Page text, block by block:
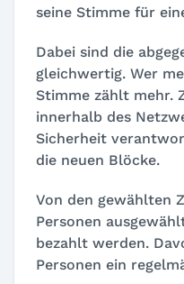
seine Stimme für
Dabei sind die
gleichwertig. Wer
Stimme zählt mehr.
innerhalb des
Sicherheit
die neuen Blöcke.
Von den gewählten
Personen
bezahlt werden.
Personen ein